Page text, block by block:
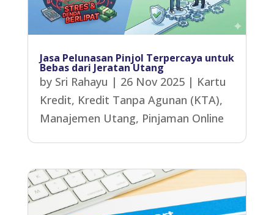
Jasa Pelunasan Pinjol Terpercaya untuk
Bebas dari Jeratan Utang
by Sri Rahayu | 26 Nov 2025| Kartu
Kredit, Kredit Tanpa Agunan (KTA),
Manajemen Utang, Pinjaman Online